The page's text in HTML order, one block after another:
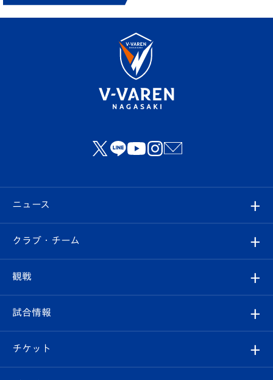
ニュース
すべて
クラブ
試合情報
クラブ・チーム
クラブ概要
エンブレム紹介
観戦
観戦ルール
はじめての観戦ガイド
試合情報
試合日程/結果
チケット